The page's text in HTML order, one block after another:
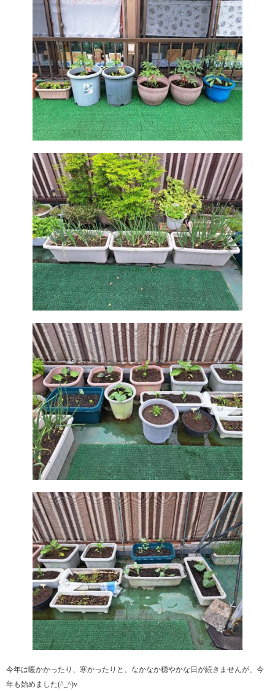
今年は暖かかったり、寒かったりと、なかなか穏やかな日が続きませんが、今
年も始めました(^_^)v